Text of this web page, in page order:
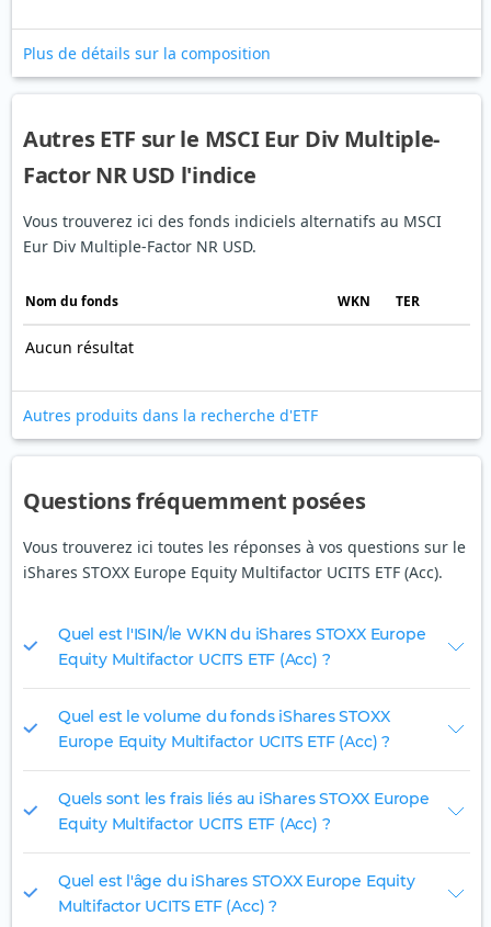
Plus de détails sur la composition
Autres ETF sur le MSCI Eur Div Multiple-
Factor NR USD l'indice
Vous trouverez ici des fonds indiciels alternatifs au MSCI
Eur Div Multiple-Factor NR USD.
Nom du fonds WKN TER
Aucun résultat
Autres produits dans la recherche d'ETF
Questions fréquemment posées
Vous trouverez ici toutes les réponses à vos questions sur le
iShares STOXX Europe Equity Multifactor UCITS ETF (Acc).
Quel est l'ISIN/le WKN du iShares STOXX Europe
Equity Multifactor UCITS ETF (Acc) ?
Quel est le volume du fonds iShares STOXX
Europe Equity Multifactor UCITS ETF (Acc) ?
Quels sont les frais liés au iShares STOXX Europe
Equity Multifactor UCITS ETF (Acc) ?
Quel est l'âge du iShares STOXX Europe Equity
Multifactor UCITS ETF (Acc) ?